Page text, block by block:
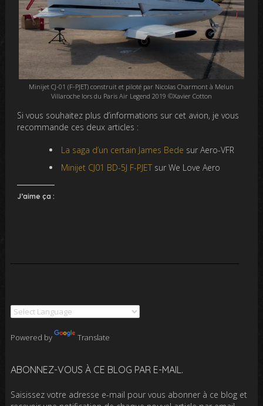
Minijet CJ-01 (F-PJET) construit et piloté par Nicolas Charmont à Melun
Villaroche lors du Paris Air Legend 2019 ©Xavier Cotton
Si vous souhaitez plus d’informations sur cet avion, je vous
recommande ces deux articles :
La saga d’un certain James Bede sur Aero-VFR
Minijet CJ01 BD-5J F-PJET sur We Love Aero
J’aime ça :
Powered by Translate
ABONNEZ-VOUS À CE BLOG PAR E-MAIL.
Saisissez votre adresse e-mail pour vous abonner à ce blog et